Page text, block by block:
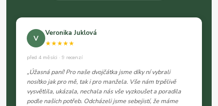
V
Veronika Juklová
★★★★★
před 4 měsíci · 9 recenzí
„Úžasná paní! Pro naše dvojčátka jsme díky ní vybrali
nosítko jak pro mě, tak i pro manžela. Vše nám trpělivě
vysvětlila, ukázala, nechala nás vše vyzkoušet a poradila
podle našich potřeb. Odcházeli jsme sebejistí, že máme